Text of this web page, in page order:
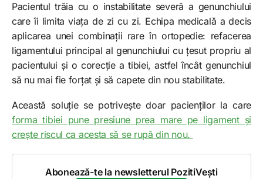
Pacientul trăia cu o instabilitate severă a genunchiului
care îi limita viața de zi cu zi. Echipa medicală a decis
aplicarea unei combinații rare în ortopedie: refacerea
ligamentului principal al genunchiului cu țesut propriu al
pacientului și o corecție a tibiei, astfel încât genunchiul
să nu mai fie forțat și să capete din nou stabilitate.
Această soluție se potrivește doar pacienților la care
forma tibiei pune presiune prea mare pe ligament și
crește riscul ca acesta să se rupă din nou.
Abonează-te la newsletterul PozitiVești